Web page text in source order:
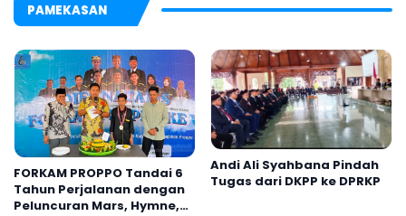
PAMEKASAN
FORKAM PROPPO Tandai 6
Tahun Perjalanan dengan
Peluncuran Mars, Hymne,
Andi Ali Syahbana Pindah
Tugas dari DKPP ke DPRKP